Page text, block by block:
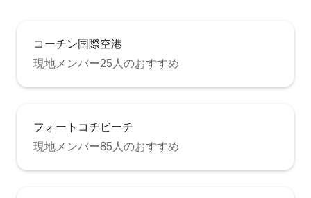
コーチン国際空港
現地メンバー25人のおすすめ
フォートコチビーチ
現地メンバー85人のおすすめ